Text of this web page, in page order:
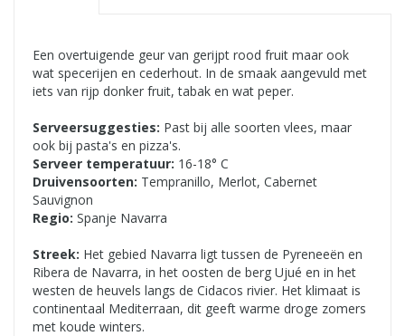
Een overtuigende geur van gerijpt rood fruit maar ook
wat specerijen en cederhout. In de smaak aangevuld met
iets van rijp donker fruit, tabak en wat peper.
Serveersuggesties: Past bij alle soorten vlees, maar
ook bij pasta's en pizza's.
Serveer temperatuur: 16-18° C
Druivensoorten: Tempranillo, Merlot, Cabernet
Sauvignon
Regio: Spanje Navarra
Streek: Het gebied Navarra ligt tussen de Pyreneeën en
Ribera de Navarra, in het oosten de berg Ujué en in het
westen de heuvels langs de Cidacos rivier. Het klimaat is
continentaal Mediterraan, dit geeft warme droge zomers
met koude winters.